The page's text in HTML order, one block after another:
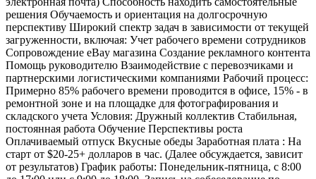
решения Обучаемость и ориентация на долгосрочную
перспективу Широкий спектр задач в зависимости от текущей
загруженности, включая: Учет рабочего времени сотрудников
Сопровождение eBay магазина Создание рекламного контента
Помощь руководителю Взаимодействие с перевозчиками и
партнерскими логистическими компаниями Рабочий процесс:
Примерно 85% рабочего времени проводится в офисе, 15% - в
ремонтной зоне и на площадке для фотографирования и
складского учета Условия: Дружный коллектив Стабильная,
постоянная работа Обучение Перспективы роста
Оплачиваемый отпуск Вкусные обеды Заработная плата : На
старт от $20-25+ долларов в час. (Далее обсуждается, зависит
от результатов) График работы: Понедельник-пятница, с 8:00